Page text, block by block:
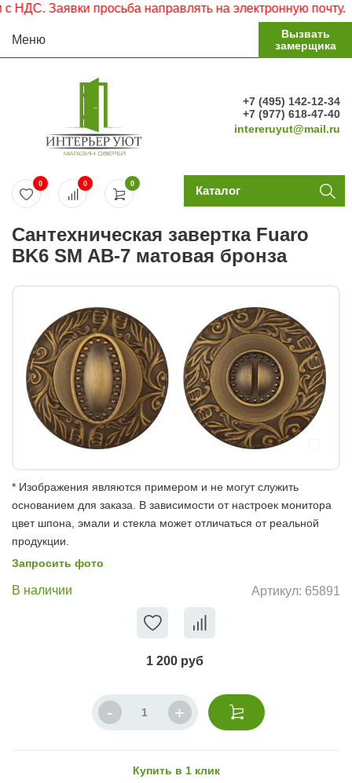
Заявки просьба направлять на электронную почту.
Меню
Вызвать
замерщика
+7 (495) 142-12-34
+7 (977) 618-47-40
intereruyut@mail.ru
0
0 0 Каталог
Сантехническая завертка Fuaro
BK6 SM AB-7 матовая бронза
* Изображения являются примером и не могут служить
основанием для заказа. В зависимости от настроек монитора
цвет шпона, эмали и стекла может отличаться от реальной
продукции.
Запросить фото
В наличии Артикул: 65891
1 200 руб
Купить в 1 клик